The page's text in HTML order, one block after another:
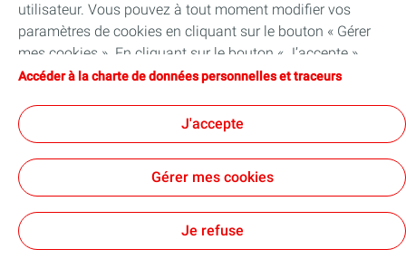
Professionnels
TotalEnergies DAFA
Accessibilité: partiellement conforme
utilisateur. Vous pouvez à tout moment modifier vos
paramètres de cookies en cliquant sur le bouton « Gérer
mes cookies ». En cliquant sur le bouton « J’accepte »,
vous acceptez le dépôt de l’ensemble des cookies. Dans le
techniques nécessaires au bon fonctionnement du site
seront utilisés. Pour plus d’informations, vous pouvez
consulter la page « Charte de données personnelles et
traceurs ».
Accéder à la charte de données personnelles et traceurs
J'accepte
Gérer mes cookies
Je refuse